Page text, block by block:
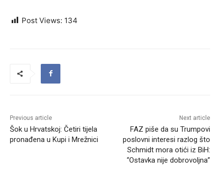
Post Views: 134
Previous article
Šok u Hrvatskoj: Četiri tijela
pronađena u Kupi i Mrežnici
Next article
FAZ piše da su Trumpovi
poslovni interesi razlog što
Schmidt mora otići iz BiH:
“Ostavka nije dobrovoljna”